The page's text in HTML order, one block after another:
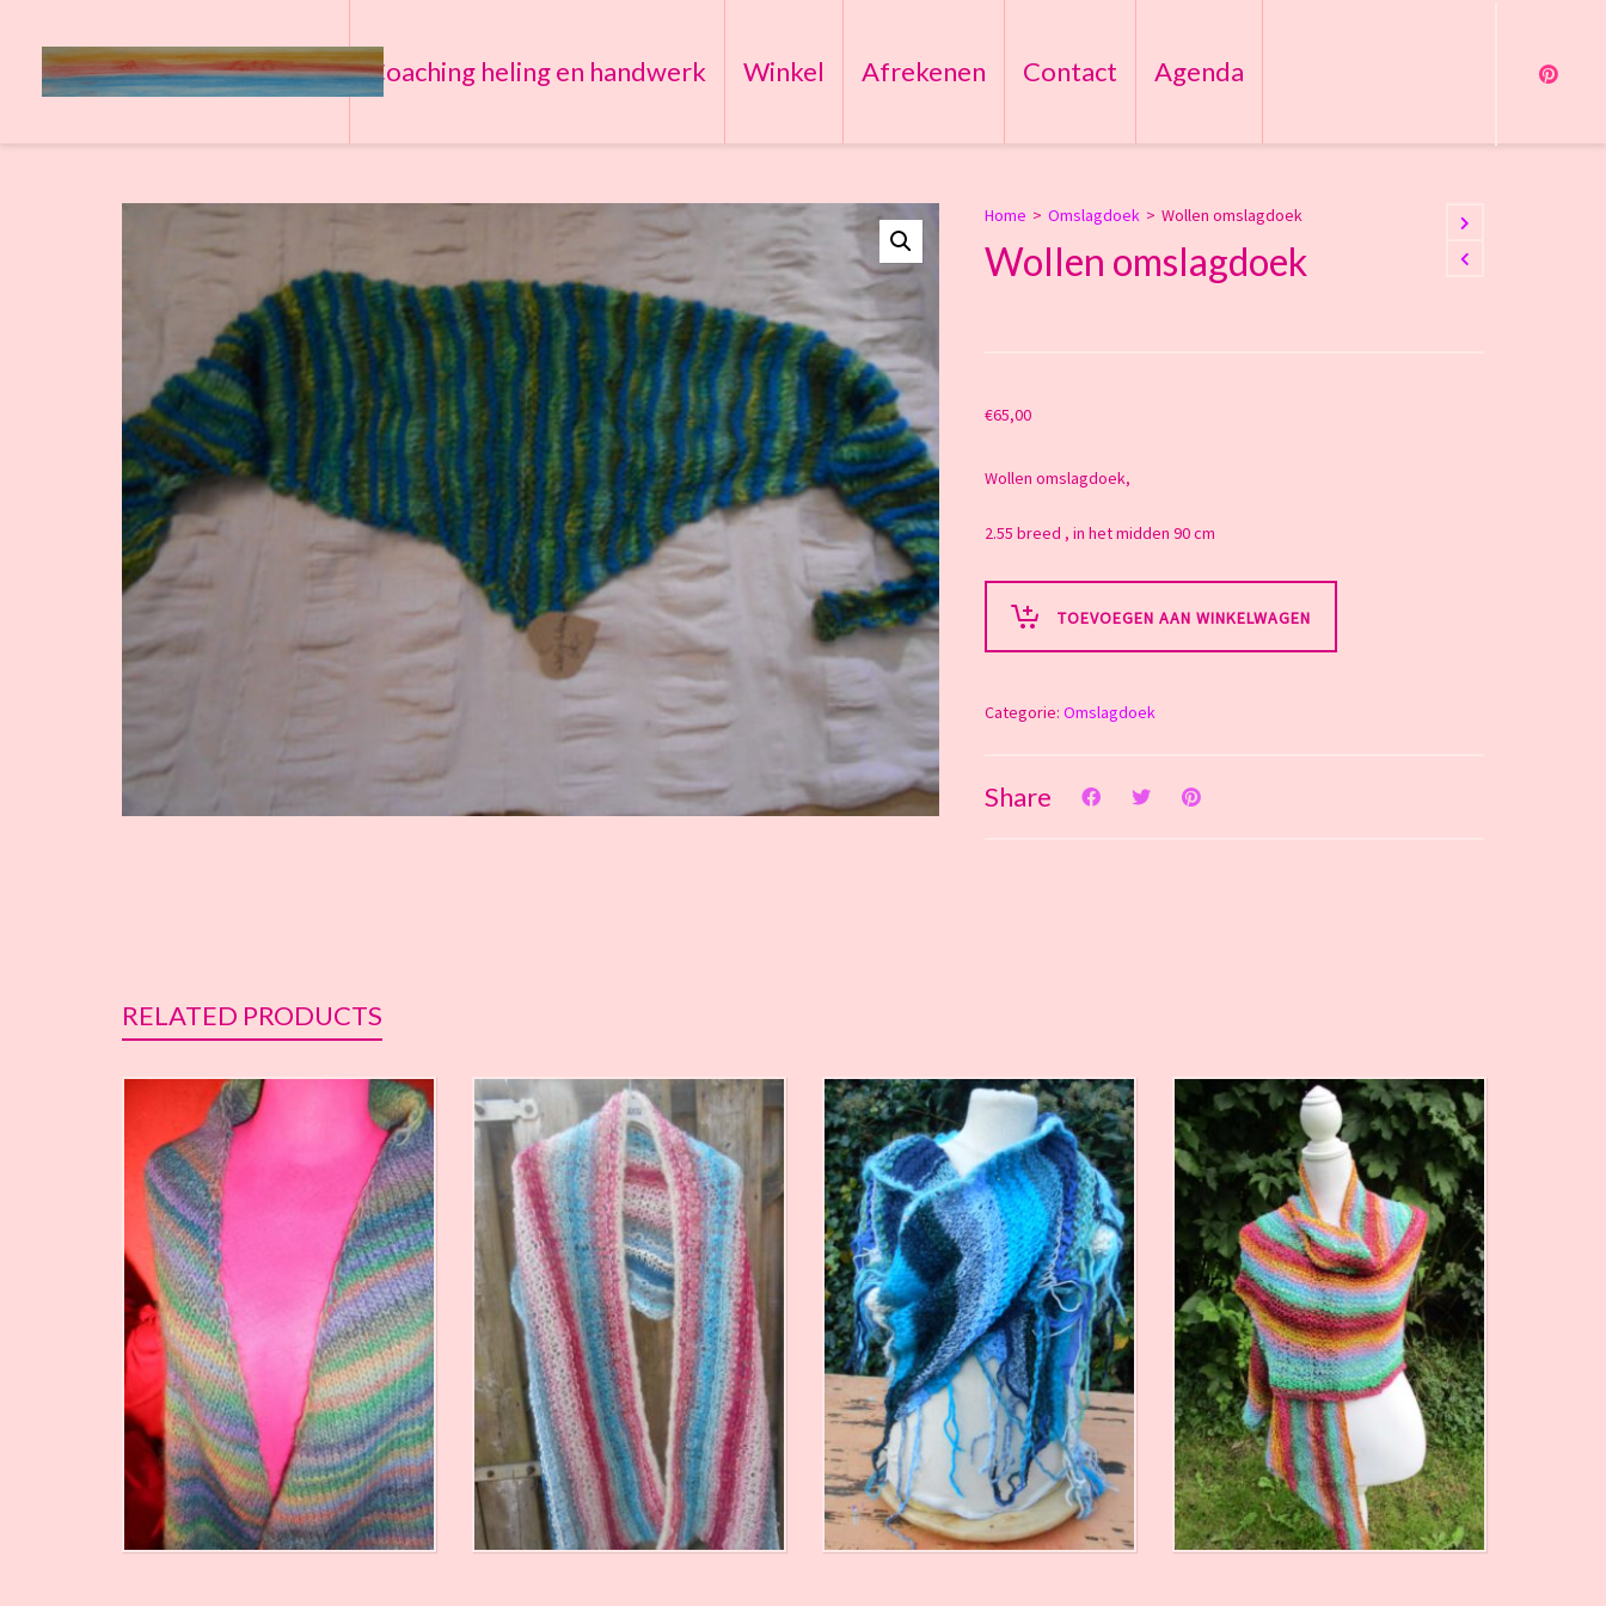
Coaching heling en handwerk Winkel Afrekenen Contact Agenda
Home > Omslagdoek > Wollen omslagdoek
Wollen omslagdoek
€65,00
Wollen omslagdoek,
2.55 breed , in het midden 90 cm
TOEVOEGEN AAN WINKELWAGEN
Categorie: Omslagdoek
Share
RELATED PRODUCTS
€113,50